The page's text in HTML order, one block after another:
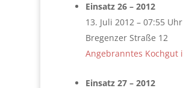
Einsatz 26 – 2012
13. Juli 2012 – 07:55 Uhr
Bregenzer Straße 12
Angebranntes Kochgut
Einsatz 27 – 2012